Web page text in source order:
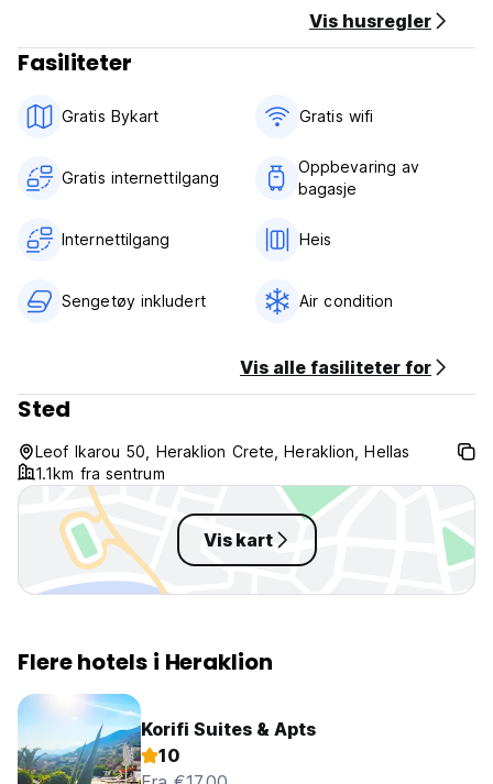
Payment upon arrival by credit & debit cards.
arrival
Breakfast not included.
General:
Reception hours from 10:00 to 01:00.
Vis husregler
Fasiliteter
Gratis Bykart Gratis wifi‎
Gratis internettilgang
Oppbevaring av
bagasje
Internettilgang Heis
Sengetøy inkludert Air condition
Vis alle fasiliteter for
Sted
Leof Ikarou 50, Heraklion Crete, Heraklion, Hellas
1.1km fra sentrum
Vis kart
Flere hotels i Heraklion
Korifi Suites & Apts
10